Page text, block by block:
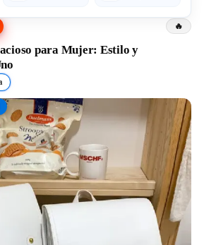
para Mujer: Estilo y